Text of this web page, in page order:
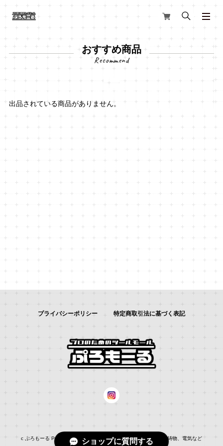
おすすめ商品
出品されている商品がありません。
プライバシーポリシー 特定商取引法に基づく表記
c ぷろもーる ProMALL：総合通販サイト：：自動車補修、建築、鋳物、電気など
ショップに質問する